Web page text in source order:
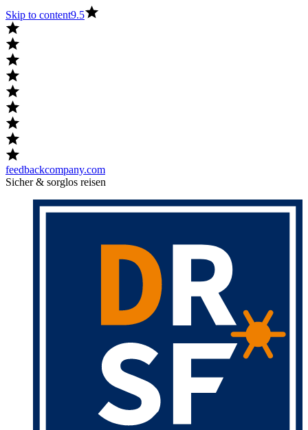
Skip to content9.5
feedbackcompany.com
Sicher & sorglos reisen